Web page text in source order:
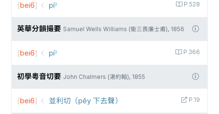
P.528
[bei6] pí꜅
英華分韻撮要 Samuel Wells Williams (衛三畏廉士甫), 1856
P.366
[bei6] pí꜅
初學粵音切要 John Chalmers (湛約翰), 1855
P.19
[bei6] 並利切（pěy 下去聲）